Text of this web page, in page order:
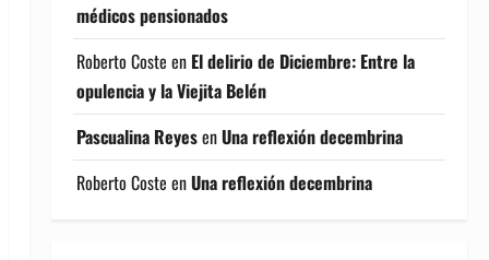
médicos pensionados
Roberto Coste en El delirio de Diciembre: Entre la
opulencia y la Viejita Belén
Pascualina ReyesenUna reflexión decembrina
Roberto Coste enUna reflexión decembrina